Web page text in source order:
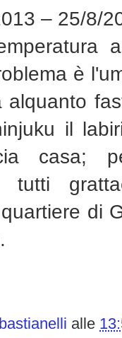
– 25/8/
è
il
casa;
tutti
di
alle